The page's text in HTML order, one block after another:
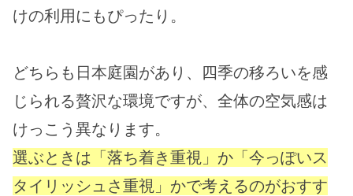
けの利用にもぴったり。
どちらも日本庭園があり、四季の移ろいを感
じられる贅沢な環境ですが、全体の空気感は
けっこう異なります。
選ぶときは「落ち着き重視」か「今っぽいス
タイリッシュさ重視」かで考えるのがおすす